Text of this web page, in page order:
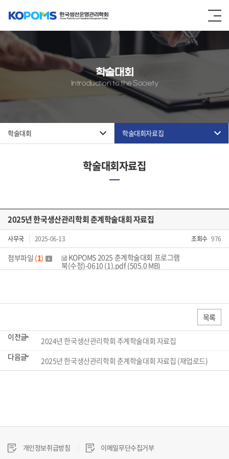
학술대회
Introduction to the Society
학술대회 학술대회자료집
학술대회자료집
2025년 한국생산관리학회 춘계학술대회 자료집
사무국 2025-06-13 조회수 976
첨부파일 (1)
KOPOMS 2025 춘계학술대회 프로그램
북(수정)-0610 (1).pdf (505.0 MB)
목록
이전글
2024년 한국생산관리학회 추계학술대회 자료집
다음글
2025년 한국생산관리학회 춘계학술대회 자료집 (재업로드)
개인정보취급방침 이메일무단수집거부